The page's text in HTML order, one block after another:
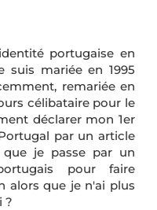
portugaise en
suis mariée en 1995
remariée en
célibataire pour le
déclarer mon 1er
par un article
je passe par un
pour faire
alors que je n'ai plus
?